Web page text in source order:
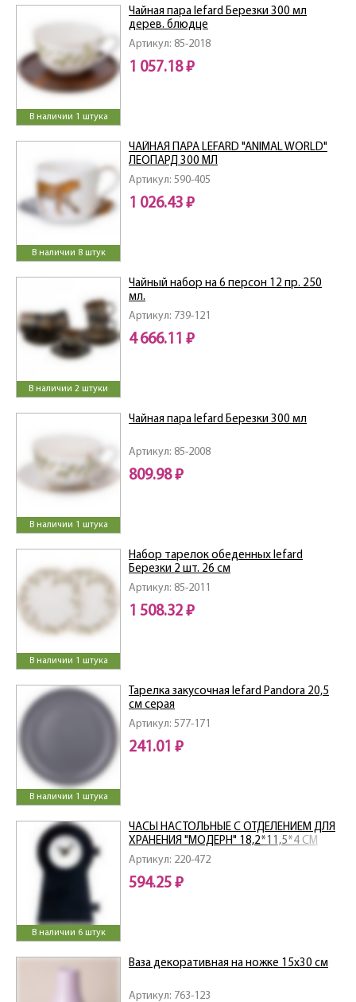
В наличии 1 штука
Артикул: 85-2018
Чайная пара lefard Березки 300 мл
дерев. блюдце
1 057.18 ₽
В наличии 8 штук
Артикул: 590-405
ЧАЙНАЯ ПАРА LEFARD "ANIMAL WORLD"
ЛЕОПАРД 300 МЛ
1 026.43 ₽
В наличии 2 штуки
Артикул: 739-121
Чайный набор на 6 персон 12 пр. 250
мл.
4 666.11 ₽
В наличии 1 штука
Артикул: 85-2008
Чайная пара lefard Березки 300 мл
809.98 ₽
В наличии 1 штука
Артикул: 85-2011
Набор тарелок обеденных lefard
Березки 2 шт. 26 см
1 508.32 ₽
В наличии 1 штука
Артикул: 577-171
Тарелка закусочная lefard Pandora 20,5
см серая
241.01 ₽
В наличии 6 штук
Артикул: 220-472
ЧАСЫ НАСТОЛЬНЫЕ С ОТДЕЛЕНИЕМ ДЛЯ
ХРАНЕНИЯ "МОДЕРН" 18,2*11,5*4 СМ
594.25 ₽
Артикул: 763-123
Ваза декоративная на ножке 15х30 см